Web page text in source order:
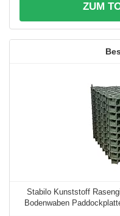
ZUM
Stabilo Kunststoff
Bodenwaben